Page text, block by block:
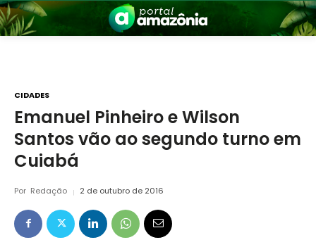
CIDADES
Emanuel Pinheiro e Wilson
Santos vão ao segundo turno em
Cuiabá
Por Redação 2 de outubro de 2016